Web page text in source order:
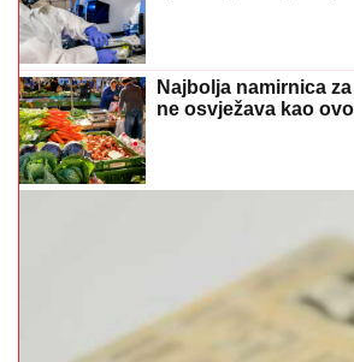
Najbolja namirnica
ne osvježava kao